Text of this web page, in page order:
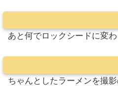
あと何でロックシードに変
ちゃんとしたラーメンを撮